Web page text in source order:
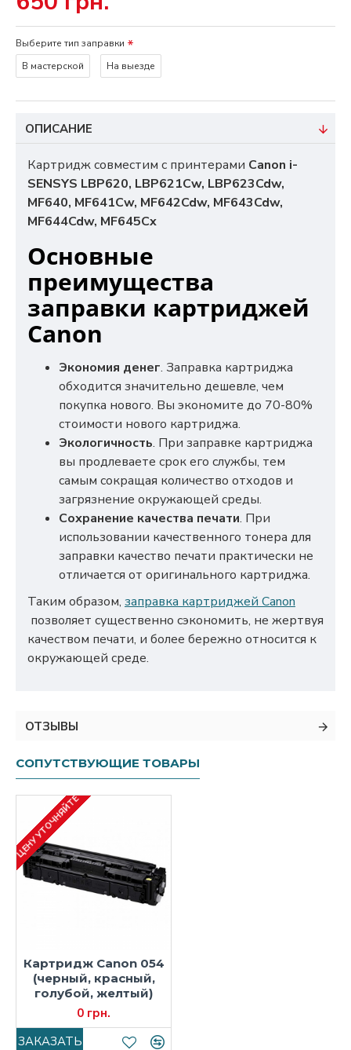
Выберите тип заправки
В мастерской
На выезде
ОПИСАНИЕ
Картридж совместим с принтерами Canon i-
SENSYS LBP620, LBP621Cw, LBP623Cdw,
MF640, MF641Cw, MF642Cdw, MF643Cdw,
MF644Cdw, MF645Cx
Основные
преимущества
заправки картриджей
Canon
Экономия денег. Заправка картриджа
обходится значительно дешевле, чем
покупка нового. Вы экономите до 70-80%
стоимости нового картриджа.
Экологичность. При заправке картриджа
вы продлеваете срок его службы, тем
самым сокращая количество отходов и
загрязнение окружающей среды.
Сохранение качества печати. При
использовании качественного тонера для
заправки качество печати практически не
отличается от оригинального картриджа.
Таким образом, заправка картриджей Canon
позволяет существенно сэкономить, не жертвуя
качеством печати, и более бережно относится к
окружающей среде.
ОТЗЫВЫ
СОПУТСТВУЮЩИЕ ТОВАРЫ
ЦЕНУ УТОЧНЯЙТЕ
Картридж Canon 054
(черный, красный,
голубой, желтый)
0 грн.
ЗАКАЗАТЬ